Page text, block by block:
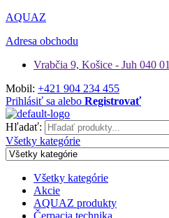
AQUAZ
Adresa obchodu
Vrabčia 9, Košice - Juh 040 01
Mobil: +421 904 234 455
Prihlásiť sa alebo Registrovať
Hľadať:
Všetky kategórie
Všetky kategórie
Akcie
AQUAZ produkty
Čerpacia technika